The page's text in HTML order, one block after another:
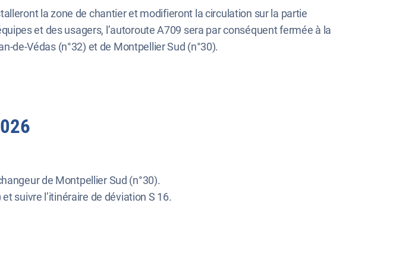
la zone de chantier et modifieront la circulation sur la partie
et des usagers, l’autoroute A709 sera par conséquent fermée à la
de-Védas (n°32) et de Montpellier Sud (n°30).
de Montpellier Sud (n°30).
suivre l’itinéraire de déviation S 16.